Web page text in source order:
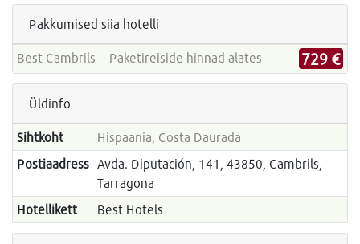
Pakkumised siia hotelli
Best Cambrils - Paketireiside hinnad alates 729 €
Üldinfo
Sihtkoht
Hispaania, Costa Daurada
Postiaadress Avda. Diputación, 141, 43850, Cambrils,
Tarragona
Hotellikett
Best Hotels